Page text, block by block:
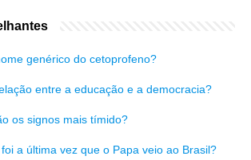
genérico do cetoprofeno?
entre a educação e a democracia?
os signos mais tímido?
a última vez que o Papa veio ao Brasil?